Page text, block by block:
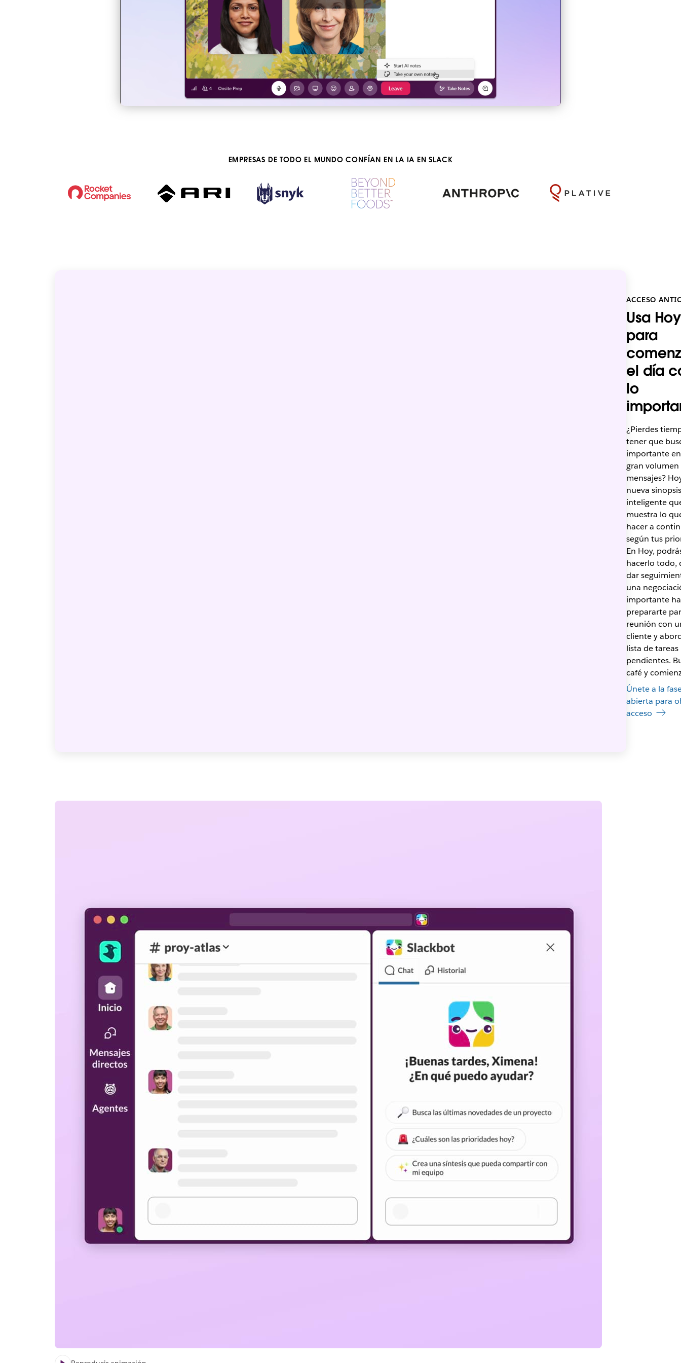
EMPRESAS DE TODO EL MUNDO CONFÍAN EN LA IA EN SLACK
ACCESO
Usa Hoy
para
el día
lo
¿Pierdes
tener que
importante
gran volumen
mensajes?
nueva
inteligente
muestra lo
hacer a
según tus
En Hoy,
hacerlo todo,
dar
una
importante
prepararte
reunión con
cliente y
lista de tareas
pendientes.
café y
Únete a la
abierta para
acceso